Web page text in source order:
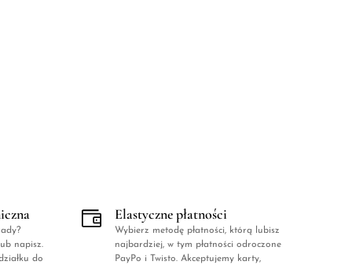
napisz.
do
Elastyczne płatności
Wybierz metodę płatności, którą lubisz
najbardziej, w tym płatności odroczone
PayPo i Twisto. Akceptujemy karty,